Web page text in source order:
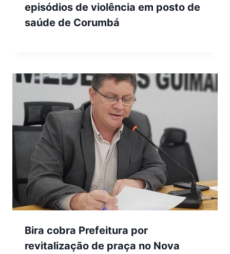
episódios de violência em posto de
saúde de Corumbá
Bira cobra Prefeitura por
revitalização de praça no Nova